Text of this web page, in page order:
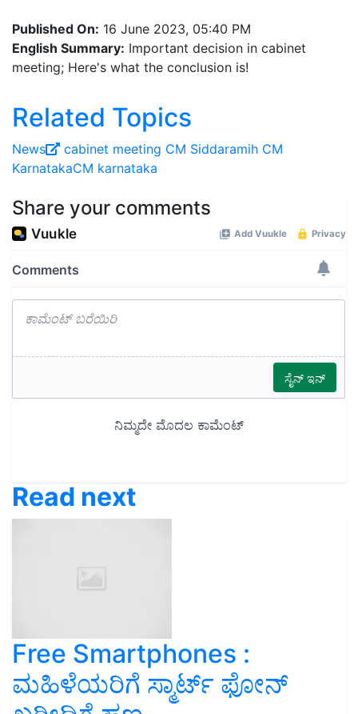
Published On: 16 June 2023, 05:40 PM
English Summary: Important decision in cabinet
meeting; Here's what the conclusion is!
Related Topics
News cabinet meeting CM Siddaramih CM
KarnatakaCM karnataka
Share your comments
Read next
Free Smartphones :
ಮಹಿಳೆಯರಿಗೆ ಸ್ಮಾರ್ಟ್‌ ಫೋನ್‌